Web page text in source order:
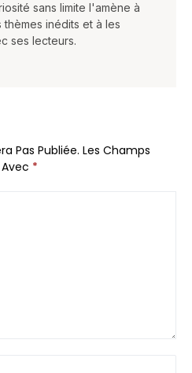
sans limite l'amène à
inédits et à les
ses lecteurs.
Pas Publiée. Les Champs
*